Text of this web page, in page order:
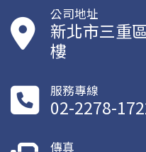
公司地址
新北市三重
樓
服務專線
02-2278-
傳真